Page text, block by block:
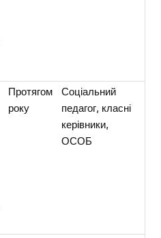
Протягом
року
Соціальний
педагог, класні
керівники,
ОСОБ